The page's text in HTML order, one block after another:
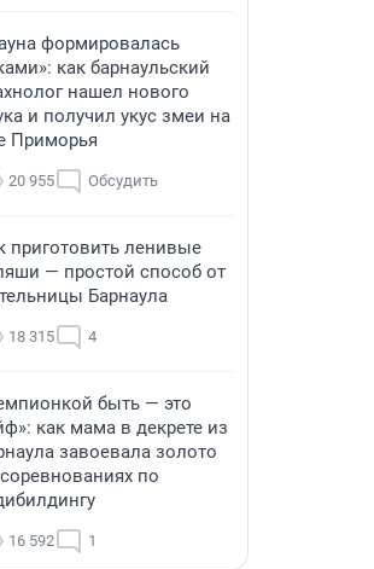
формировалась
как барнаульский
нашел нового
и получил укус змеи на
Приморья
20 955 Обсудить
приготовить ленивые
— простой способ от
Барнаула
18 315 4
быть — это
как мама в декрете из
завоевала золото
по
16 592 1